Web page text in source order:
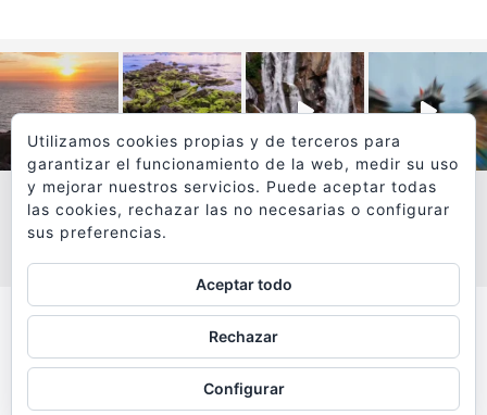
VER MÁS
Todos los textos y fotografías de
www.viajesyfotografia.comson propiedad de su autor
y están protegidos por © Copyright
Utilizamos cookies propias y de terceros para
garantizar el funcionamiento de la web, medir su uso
y mejorar nuestros servicios. Puede aceptar todas
las cookies, rechazar las no necesarias o configurar
sus preferencias.
Aceptar todo
Rechazar
Configurar